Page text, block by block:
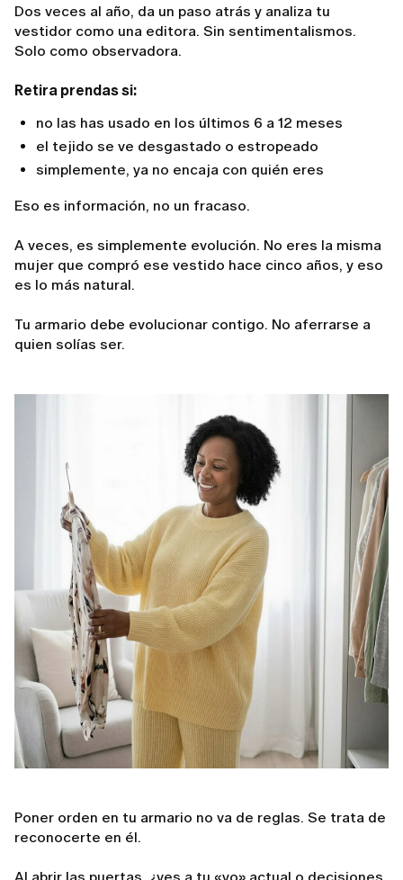
Dos veces al año, da un paso atrás y analiza tu
vestidor como una editora. Sin sentimentalismos.
Solo como observadora.
Retira prendas si:
no las has usado en los últimos 6 a 12 meses
el tejido se ve desgastado o estropeado
simplemente, ya no encaja con quién eres
Eso es información, no un fracaso.
A veces, es simplemente evolución. No eres la misma
mujer que compró ese vestido hace cinco años, y eso
es lo más natural.
Tu armario debe evolucionar contigo. No aferrarse a
quien solías ser.
Poner orden en tu armario no va de reglas. Se trata de
reconocerte en él.